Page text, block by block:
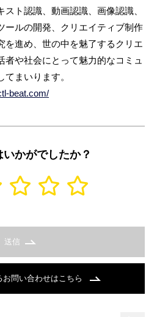
ト認識、動画認識、画像認識、
ールの開発、クリエイティブ制作
を進め、世の中を魅了するクリエ
者や社会にとって魅⼒的なコミュ
まいります。
beat.com/
いかがでしたか？
送信
お問い合わせはこちら